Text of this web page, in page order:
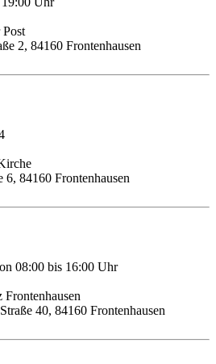
2, 84160 Frontenhausen
6, 84160 Frontenhausen
08:00 bis 16:00 Uhr
Frontenhausen
40, 84160 Frontenhausen